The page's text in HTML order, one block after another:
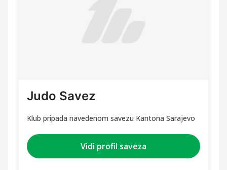
Judo Savez
Klub pripada navedenom savezu Kantona Sarajevo
Vidi profil saveza